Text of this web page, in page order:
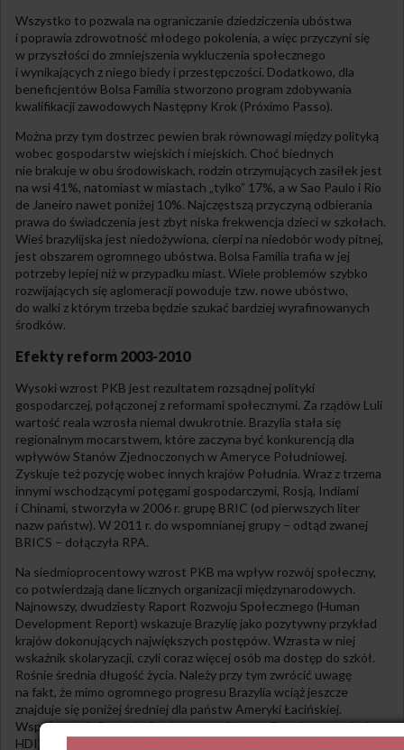
Wszystko to pozwala na ograniczanie dziedziczenia ubóstwa
i poprawia zdrowotność młodego pokolenia, a więc przyczyni się
w przyszłości do zmniejszenia wykluczenia społecznego
i wynikających z niego biedy i przestępczości. Dodatkowo, dla
beneficjentów Bolsa Família stworzono program zdobywania
kwalifikacji zawodowych Następny Krok (Próximo Passo).
Można przy tym dostrzec pewien brak równowagi między polityką
wobec gospodarstw wiejskich i miejskich. Choć biednych
nie brakuje w obu środowiskach, rodzin otrzymujących zasiłek jest
na wsi 41%, natomiast w miastach „tylko” 17%, a w Sao Paulo i Rio
de Janeiro nawet poniżej 10%. Najczęstszą przyczyną odbierania
prawa do świadczenia jest zbyt niska frekwencja dzieci w szkołach.
Wieś brazylijska jest niedożywiona, cierpi na niedobór wody pitnej,
jest obszarem ogromnego ubóstwa. Bolsa Família trafia w jej
potrzeby lepiej niż w przypadku miast. Wiele problemów szybko
rozwijających się aglomeracji powoduje tzw. nowe ubóstwo,
do walki z którym trzeba będzie szukać bardziej wyrafinowanych
środków.
Efekty reform 2003-2010
Wysoki wzrost PKB jest rezultatem rozsądnej polityki
gospodarczej, połączonej z reformami społecznymi. Za rządów Luli
wartość reala wzrosła niemal dwukrotnie. Brazylia stała się
regionalnym mocarstwem, które zaczyna być konkurencją dla
wpływów Stanów Zjednoczonych w Ameryce Południowej.
Zyskuje też pozycję wobec innych krajów Południa. Wraz z trzema
innymi wschodzącymi potęgami gospodarczymi, Rosją, Indiami
i Chinami, stworzyła w 2006 r. grupę BRIC (od pierwszych liter
nazw państw). W 2011 r. do wspomnianej grupy – odtąd zwanej
BRICS – dołączyła RPA.
Na siedmioprocentowy wzrost PKB ma wpływ rozwój społeczny,
co potwierdzają dane licznych organizacji międzynarodowych.
Najnowszy, dwudziesty Raport Rozwoju Społecznego (Human
Development Report) wskazuje Brazylię jako pozytywny przykład
krajów dokonujących największych postępów. Wzrasta w niej
wskaźnik skolaryzacji, czyli coraz więcej osób ma dostęp do szkół.
Rośnie średnia długość życia. Należy przy tym zwrócić uwagę
na fakt, że mimo ogromnego progresu Brazylia wciąż jeszcze
znajduje się poniżej średniej dla państw Ameryki Łacińskiej.
Współczynnik Rozwoju Społecznego (Human Development Index,
HDI), wyrażający się w wartościach od 0 do 1, w 1980 r. równał się